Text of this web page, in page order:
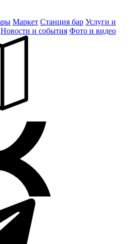
Маркет Станция бар Услуги и
Новости и события Фото и видео